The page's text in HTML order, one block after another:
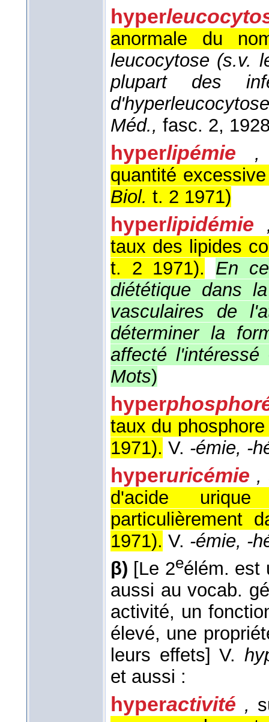
hyper
anormale du
leucocytose (s.v.
plupart des
Méd., fasc. 2,
hyperlipémie
quantité
Biol. t. 2 1971)
hyperlipidémie
taux des lipides
t. 2 1971).
En
diététique dans
vasculaires de
déterminer la
affecté l'intéressé
Mots)
hyper
taux du
1971). V. -émie, -
hyperuricémie ,
d'acide
particulièrement
1971). V. -émie, -
β) [Le 2eélém. est
aussi au vocab.
activité, un
élevé, une
leurs effets] V.
et aussi :
hyperactivité ,